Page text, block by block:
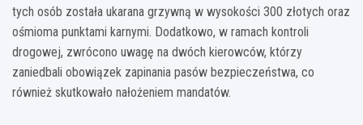
tych osób została ukarana grzywną w wysokości 300 złotych oraz
ośmioma punktami karnymi. Dodatkowo, w ramach kontroli
drogowej, zwrócono uwagę na dwóch kierowców, którzy
zaniedbali obowiązek zapinania pasów bezpieczeństwa, co
również skutkowało nałożeniem mandatów.